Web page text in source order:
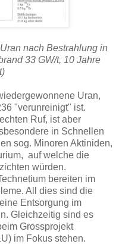
nach Bestrahlung in
33 GW/t, 10 Jahre
Uran,
"verunreinigt" ist.
Ruf, ist aber
in Schnellen
sog. Minoren Aktiniden,
auf welche die
würden.
bereiten im
All dies sind die
Entsorgung im
Gleichzeitig sind es
Grossprojekt
im Fokus stehen.